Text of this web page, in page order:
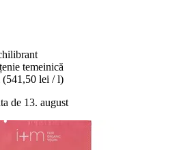
temeinică
(541,50 lei / l)
de 13. august